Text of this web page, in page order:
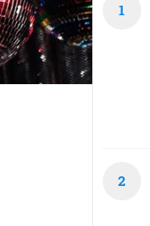
1
2